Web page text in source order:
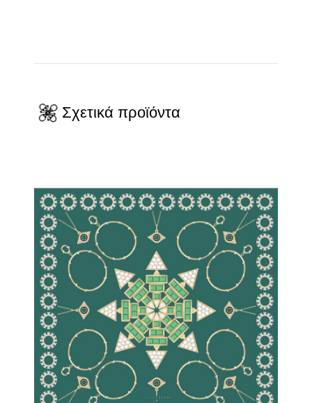
Σχετικά προϊόντα